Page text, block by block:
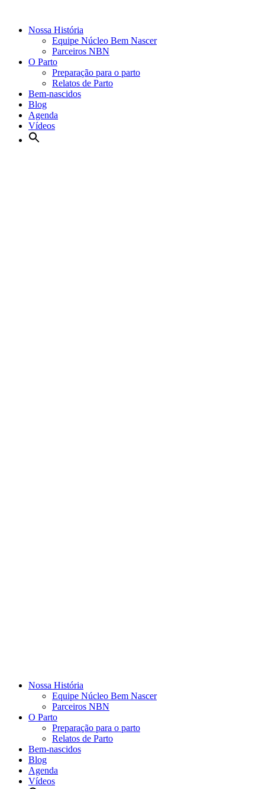
Nossa História
Equipe Núcleo Bem Nascer
Parceiros NBN
O Parto
Preparação para o parto
Relatos de Parto
Bem-nascidos
Blog
Agenda
Vídeos
Nossa História
Equipe Núcleo Bem Nascer
Parceiros NBN
O Parto
Preparação para o parto
Relatos de Parto
Bem-nascidos
Blog
Agenda
Vídeos